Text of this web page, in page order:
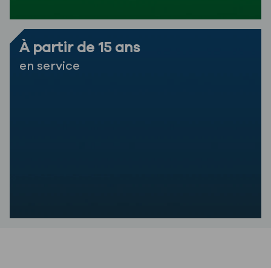
À partir de 15 ans
en service